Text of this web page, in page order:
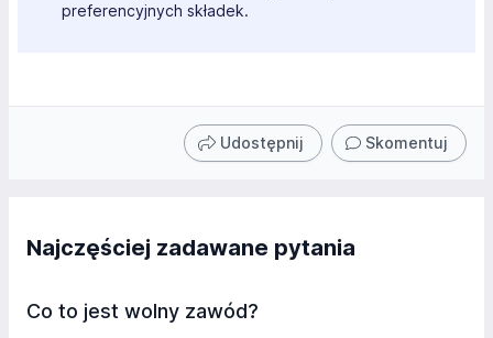
preferencyjnych składek.
Udostępnij Skomentuj
Najczęściej zadawane pytania
Co to jest wolny zawód?